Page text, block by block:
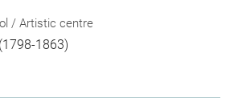
/ Artistic centre
(1798-1863)